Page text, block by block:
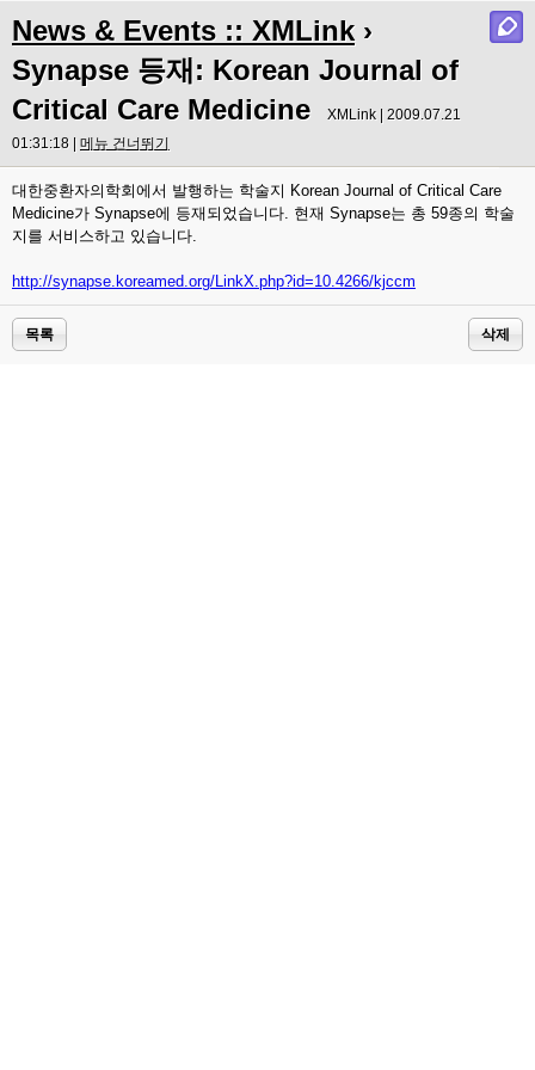
News & Events :: XMLink ›
Synapse 등재: Korean Journal of
Critical Care Medicine
XMLink | 2009.07.21
01:31:18 | 메뉴 건너뛰기
대한중환자의학회에서 발행하는 학술지 Korean Journal of Critical Care
Medicine가 Synapse에 등재되었습니다. 현재 Synapse는 총 59종의 학술
지를 서비스하고 있습니다.
http://synapse.koreamed.org/LinkX.php?id=10.4266/kjccm
목록 삭제